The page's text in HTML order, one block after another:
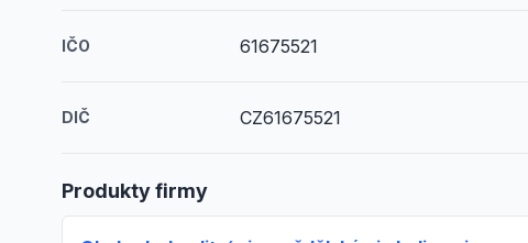
IČO 61675521
DIČ CZ61675521
Produkty firmy